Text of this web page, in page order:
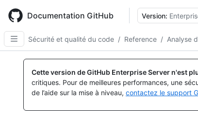
main
content
Documentation GitHub Version:
Sécurité et qualité du code / Reference / Analyse
Cette version de GitHub Enterprise Server n'est
critiques. Pour de meilleures performances, une
de l’aide sur la mise à niveau, contactez le support